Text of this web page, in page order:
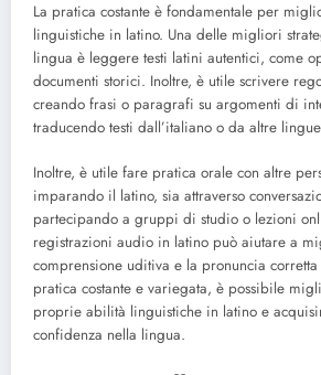
La pratica costante è fondamentale per
linguistiche in latino. Una delle migliori
lingua è leggere testi latini autentici, come
documenti storici. Inoltre, è utile scrivere
creando frasi o paragrafi su argomenti di
traducendo testi dall’italiano o da altre
Inoltre, è utile fare pratica orale con altre
imparando il latino, sia attraverso
partecipando a gruppi di studio o lezioni
registrazioni audio in latino può aiutare a
comprensione uditiva e la pronuncia
pratica costante e variegata, è possibile
proprie abilità linguistiche in latino e
confidenza nella lingua.